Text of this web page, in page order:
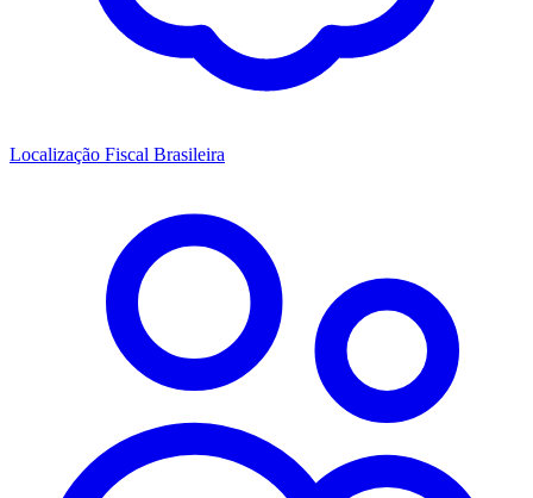
Localização Fiscal Brasileira